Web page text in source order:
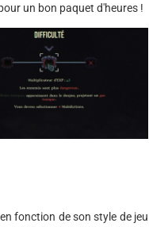
un bon paquet d'heures !
fonction de son style de jeu